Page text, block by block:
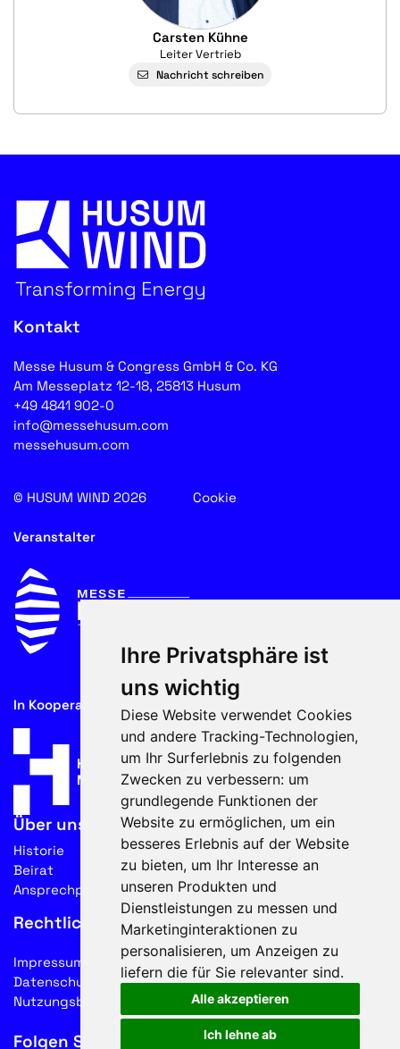
Ihre Privatsphäre ist
uns wichtig
Diese Website verwendet Cookies
und andere Tracking-Technologien,
um Ihr Surferlebnis zu folgenden
Zwecken zu verbessern: um
grundlegende Funktionen der
Website zu ermöglichen, um ein
besseres Erlebnis auf der Website
zu bieten, um Ihr Interesse an
unseren Produkten und
Dienstleistungen zu messen und
Marketinginteraktionen zu
personalisieren, um Anzeigen zu
liefern die für Sie relevanter sind.
Alle akzeptieren
Ich lehne ab
Carsten Kühne
Leiter Vertrieb
Nachricht schreiben
Kontakt
Messe Husum & Congress GmbH & Co. KG
Am Messeplatz 12-18, 25813 Husum
+49 4841 902-0
info@messehusum.com
messehusum.com
© HUSUM WIND 2026 Cookie
Veranstalter
In Kooperation mit
Über uns
Historie
Beirat
Ansprechpartner
Rechtliches
Impressum
Datenschutz
Nutzungsbedingungen
Folgen Sie uns auf Social Media